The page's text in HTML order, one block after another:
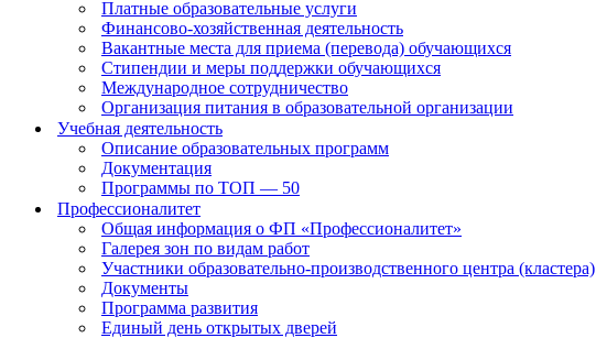
Платные образовательные услуги
Финансово-хозяйственная деятельность
Вакантные места для приема (перевода) обучающихся
Стипендии и меры поддержки обучающихся
Международное сотрудничество
Организация питания в образовательной организации
Учебная деятельность
Описание образовательных программ
Документация
Программы по ТОП — 50
Профессионалитет
Общая информация о ФП «Профессионалитет»
Галерея зон по видам работ
Участники образовательно-производственного центра (кластера)
Документы
Программа развития
Единый день открытых дверей